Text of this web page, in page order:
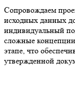
Сопровождаем
исходных данных
индивидуальный
сложные
этапе, что
утвержденной